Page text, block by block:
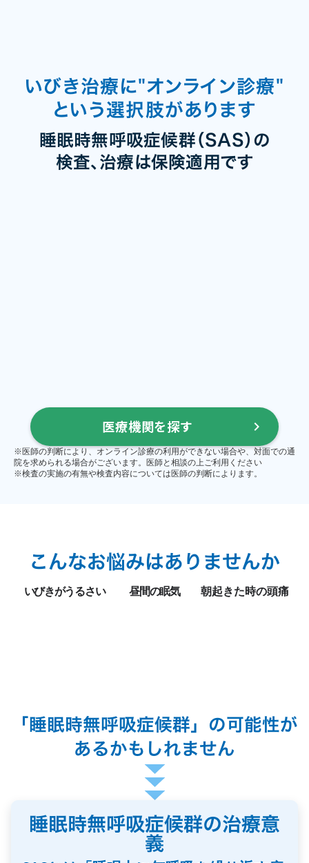
いびき治療に"オンライン診療"
という選択肢があります
睡眠時無呼吸症候群（SAS）の
検査、治療は保険適用です
医療機関を探す keyboard_arrow_right
※医師の判断により、オンライン診療の利用ができない場合や、対面での通
院を求められる場合がございます。医師と相談の上ご利用ください
※検査の実施の有無や検査内容については医師の判断によります。
こんなお悩みはありませんか
いびきがうるさい 昼間の眠気 朝起きた時の頭痛
「睡眠時無呼吸症候群」の可能性が
あるかもしれません
睡眠時無呼吸症候群の治療意
義